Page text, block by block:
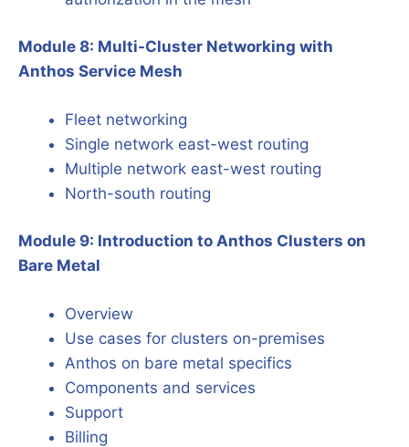
Module 8: Multi-Cluster Networking with
Anthos Service Mesh
Fleet networking
Single network east-west routing
Multiple network east-west routing
North-south routing
Module 9: Introduction to Anthos Clusters on
Bare Metal
Overview
Use cases for clusters on-premises
Anthos on bare metal specifics
Components and services
Support
Billing